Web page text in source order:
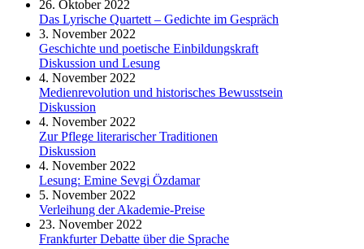
26. Oktober 2022
Das Lyrische Quartett – Gedichte im Gespräch
3. November 2022
Geschichte und poetische Einbildungskraft
Diskussion und Lesung
4. November 2022
Medienrevolution und historisches Bewusstsein
Diskussion
4. November 2022
Zur Pflege literarischer Traditionen
Diskussion
4. November 2022
Lesung: Emine Sevgi Özdamar
5. November 2022
Verleihung der Akademie-Preise
23. November 2022
Frankfurter Debatte über die Sprache